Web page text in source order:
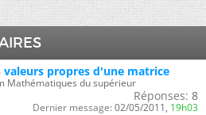
propres d'une matrice
Mathématiques du supérieur
Réponses: 8
Dernier message: 02/05/2011, 19h03